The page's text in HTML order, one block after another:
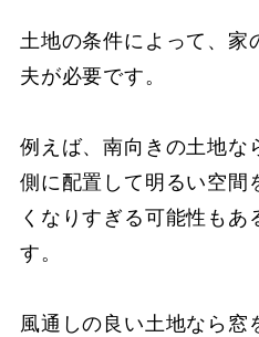
土地の条件によって、家
夫が必要です。
例えば、南向きの土地な
側に配置して明るい空間
くなりすぎる可能性もあ
す。
風通しの良い土地なら窓